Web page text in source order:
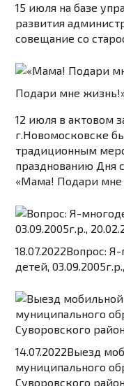
15 июля на базе
развития
совещание со
Подари мне
12 июля в актовом
г.Новомосковске
традиционным
празднованию Дня
«Мама! Подари
18.07.2022Вопрос:
детей,
14.07.2022Выезд
муниципального
Суворовского